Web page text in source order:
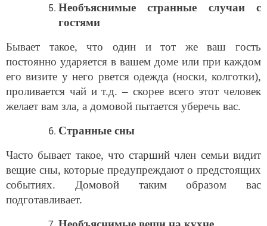
Необъяснимые странные случаи с
гостями
Бывает такое, что один и тот же ваш гость
постоянно ударяется в вашем доме или при каждом
его визите у него рвется одежда (носки, колготки),
проливается чай и т.д. – скорее всего этот человек
желает вам зла, а домовой пытается уберечь вас.
Странные сны
Часто бывает такое, что старший член семьи видит
вещие сны, которые предупреждают о предстоящих
событиях. Домовой таким образом вас
подготавливает.